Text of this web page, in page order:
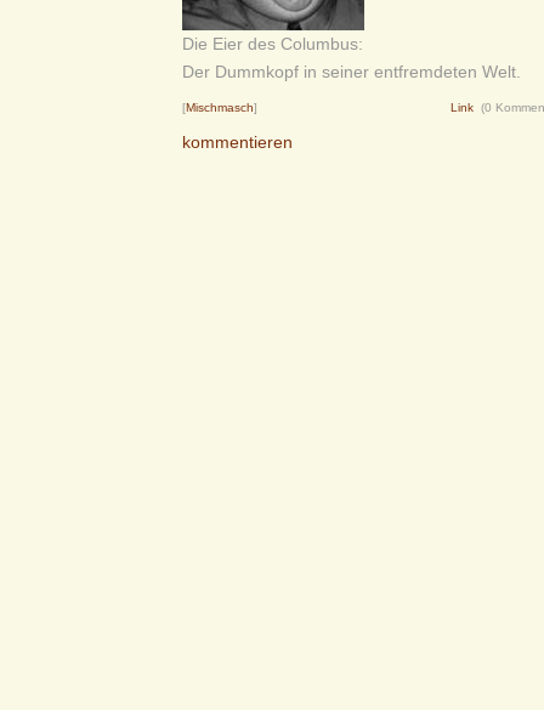
Die Eier des Columbus:
Der Dummkopf in seiner entfremdeten Welt.
[Mischmasch] Link (0
kommentieren